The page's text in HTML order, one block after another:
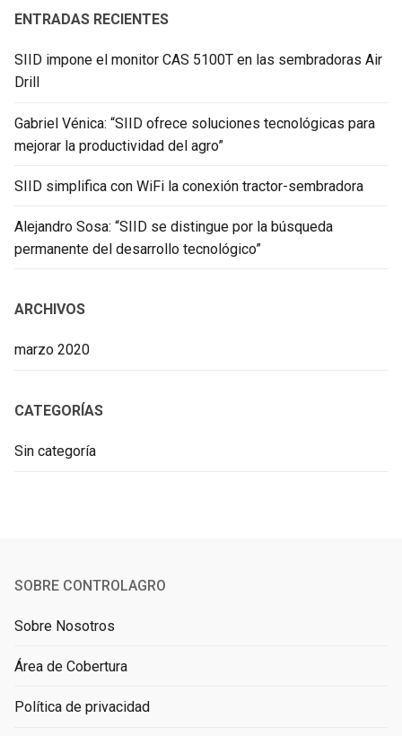
ENTRADAS RECIENTES
SIID impone el monitor CAS 5100T en las sembradoras Air
Drill
Gabriel Vénica: “SIID ofrece soluciones tecnológicas para
mejorar la productividad del agro”
SIID simplifica con WiFi la conexión tractor-sembradora
Alejandro Sosa: “SIID se distingue por la búsqueda
permanente del desarrollo tecnológico”
ARCHIVOS
marzo 2020
CATEGORÍAS
Sin categoría
SOBRE CONTROLAGRO
Sobre Nosotros
Área de Cobertura
Política de privacidad